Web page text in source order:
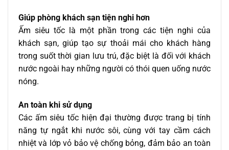
Giúp phòng khách sạn tiện nghi hơn
Ấm siêu tốc là một phần trong các tiện nghi của
khách sạn, giúp tạo sự thoải mái cho khách hàng
trong suốt thời gian lưu trú, đặc biệt là đối với khách
nước ngoài hay những người có thói quen uống nước
nóng.
An toàn khi sử dụng
Các ấm siêu tốc hiện đại thường được trang bị tính
năng tự ngắt khi nước sôi, cùng với tay cầm cách
nhiệt và lớp vỏ bảo vệ chống bỏng, đảm bảo an toàn